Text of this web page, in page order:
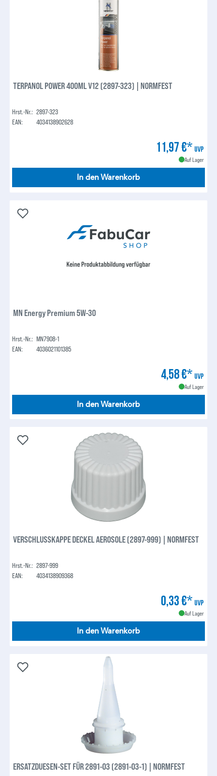
TERPANOL POWER 400ML V12 (2897-323) | NORMFEST
Hrst.-Nr.: 2897-323
EAN:
4034138902628
11,97 €* UVP
Auf Lager
In den Warenkorb
MN Energy Premium 5W-30
Hrst.-Nr.: MN7908-1
EAN:
4036021101385
4,58 €* UVP
Auf Lager
In den Warenkorb
VERSCHLUSSKAPPE DECKEL AEROSOLE (2897-999) | NORMFEST
Hrst.-Nr.: 2897-999
EAN:
4034138909368
0,33 €* UVP
Auf Lager
In den Warenkorb
ERSATZDUESEN-SET FÜR 2891-03 (2891-03-1) | NORMFEST